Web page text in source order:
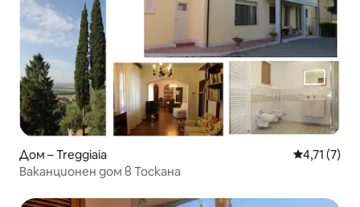
Дом – Treggiaia Средна
4,71 (7)
Ваканционен дом в Тоскана